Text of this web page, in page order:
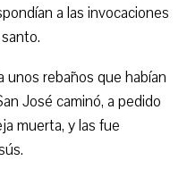
a las invocaciones
unos rebaños que habían
José caminó, a pedido
muerta, y las fue